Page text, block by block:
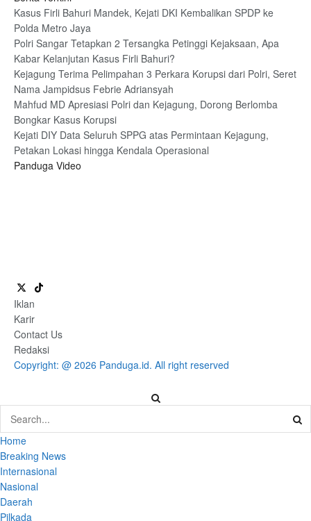
Kasus Firli Bahuri Mandek, Kejati DKI Kembalikan SPDP ke
Polda Metro Jaya
Polri Sangar Tetapkan 2 Tersangka Petinggi Kejaksaan, Apa
Kabar Kelanjutan Kasus Firli Bahuri?
Kejagung Terima Pelimpahan 3 Perkara Korupsi dari Polri, Seret
Nama Jampidsus Febrie Adriansyah
Mahfud MD Apresiasi Polri dan Kejagung, Dorong Berlomba
Bongkar Kasus Korupsi
Kejati DIY Data Seluruh SPPG atas Permintaan Kejagung,
Petakan Lokasi hingga Kendala Operasional
Panduga Video
Iklan
Karir
Contact Us
Redaksi
Copyright: @ 2026 Panduga.id. All right reserved
Home
Breaking News
Internasional
Nasional
Daerah
Pilkada